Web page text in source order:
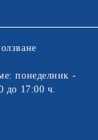
понеделник -
до 17:00 ч.